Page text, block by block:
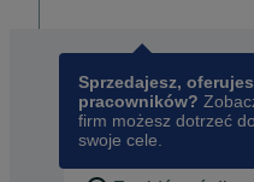
Sprzedajesz,
pracowników?
firm możesz dotrzeć
swoje cele.